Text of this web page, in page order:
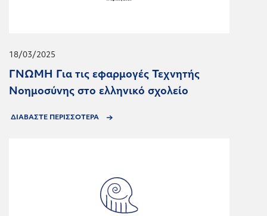
18/03/2025
ΓΝΩΜΗ Για τις εφαρμογές Τεχνητής
Νοημοσύνης στο ελληνικό σχολείο
ΔΙΑΒΑΣΤΕ ΠΕΡΙΣΣΟΤΕΡΑ